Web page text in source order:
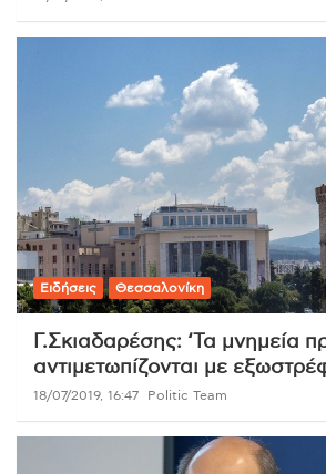
Ειδήσεις Θεσσαλονίκη
Γ.Σκιαδαρέσης: ‘Τα μνημεία
αντιμετωπίζονται με
18/07/2019, 16:47 Politic Team